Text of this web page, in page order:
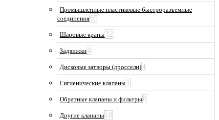
Промышленные пластиковые быстроразъемные
соединения65
Шаровые краны32
Задвижки4
Дисковые затворы (дроссели)4
Гигиенические клапаны 1
Обратные клапаны и фильтры8
Другие клапаны 10